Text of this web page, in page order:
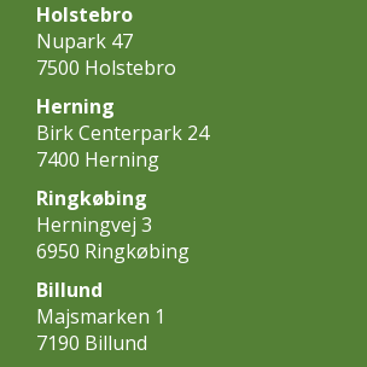
Holstebro
Nupark 47
7500 Holstebro
Herning
Birk Centerpark 24
7400 Herning
Ringkøbing
Herningvej 3
6950 Ringkøbing
Billund
Majsmarken 1
7190 Billund